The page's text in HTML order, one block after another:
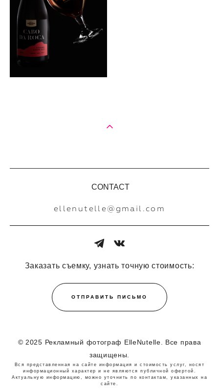
CONTACT
ellenutelle@gmail.com
Заказать съемку, узнать точную стоимость:
ОТПРАВИТЬ ПИСЬМО
© 2025 Рекламный фотограф ElleNutelle. Все права
защищены.
Вся представленная на сайте информация и стоимость услуг, носят
информационный характер и не являются публичной офертой.
Актуальную информацию, можно уточнить по контактам, указанных на
сайте.